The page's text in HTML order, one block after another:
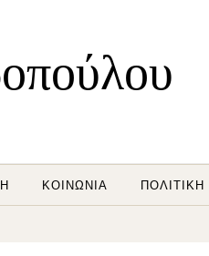
ΚΟΙΝΩΝΊΑ ΠΟΛΙΤΙΚΉ